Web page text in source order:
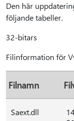
Den här
följande tabeller.
32-bitars
Filinformation för
Filnamn
Saext.dll